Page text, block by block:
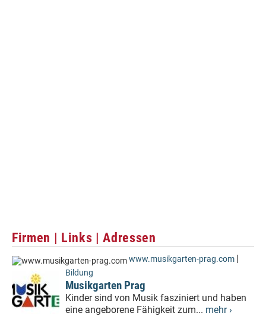
Firmen | Links | Adressen
www.musikgarten-prag.com |
Bildung
Musikgarten Prag
Kinder sind von Musik fasziniert und haben
eine angeborene Fähigkeit zum... mehr ›